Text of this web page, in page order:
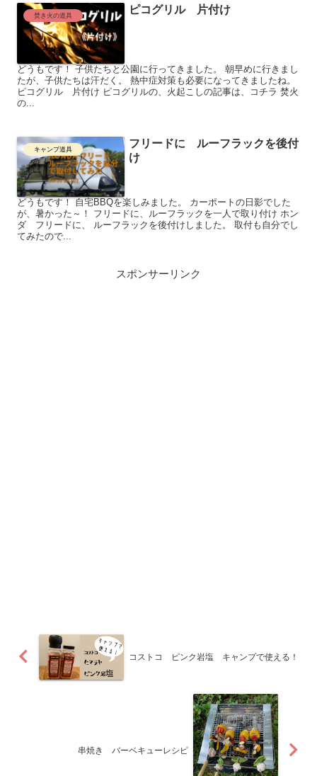
焚き火の道具 ピコグリル 片付け
どうもです！ 子供たちと公園に行ってきました。 朝早めに行きまし
たが、子供たちは汗だく。 熱中症対策も必要になってきましたね。
ピコグリル 片付け ピコグリルの、火起こしの記事は、コチラ 焚火
の...
キャンプ道具
フリードに ルーフラックを後付
け
どうもです！ 自宅BBQを楽しみました。 カーポートの日影でした
が、暑かった～！ フリードに、ルーフラックを一人で取り付け ホン
ダ フリードに、 ルーフラックを後付けしました。 取付も自分でし
てみたので...
スポンサーリンク
コストコ ピンク岩塩 キャンプで使える！
串焼き バーベキューレシピ